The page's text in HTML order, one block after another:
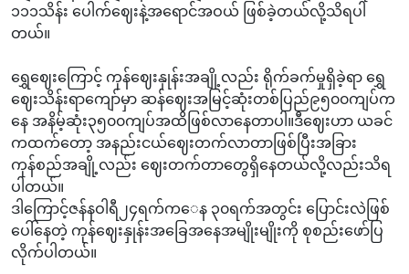
၁၁၁သိန်း ပေါက်ဈေးနဲ့အရောင်အဝယ် ဖြစ်ခဲ့တယ်လို့သိရပါ
တယ်။
ရွှေဈေးကြောင့် ကုန်ဈေးနှုန်းအချို့လည်း ရိုက်ခက်မှုရှိခဲ့ရာ ရွှေ
ဈေးသိန်းရာကျော်မှာ ဆန်ဈေးအမြင့်ဆုံးတစ်ပြည်၉၅၀၀ကျပ်က
နေ အနိမ့်ဆုံး၃၅၀၀ကျပ်အထိဖြစ်လာနေတာပါ။ဒီဈေးဟာ ယခင်
ကထက်တော့ အနည်းငယ်ဈေးတက်လာတာဖြစ်ပြီးအခြား
ကုန်စည်အချို့လည်း‌ ဈေးတက်တာတွေရှိနေတယ်လို့လည်းသိရ
ပါတယ်။
ဒါကြောင့်ဇန်နဝါရီ၂၄ရက်က‌ေန ၃၀ရက်အတွင်း ပြောင်းလဲဖြစ်
ပေါ်နေတဲ့ ကုန်ဈေးနှုန်းအခြေအနေအမျိုးမျိုးကို စုစည်းဖော်ပြ
လိုက်ပါတယ်။